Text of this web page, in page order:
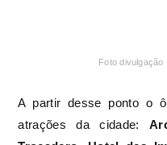
Foto divulgação
A partir desse ponto o
atrações da cidade: